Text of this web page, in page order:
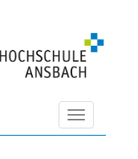
Navigation